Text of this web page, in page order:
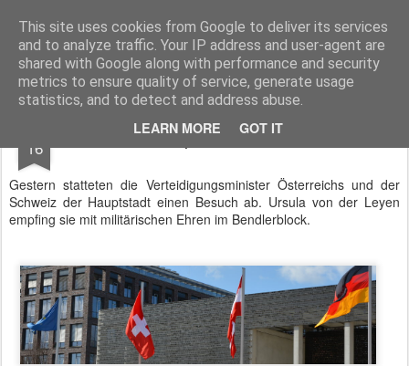
This site uses cookies from Google to deliver its services
and to analyze traffic. Your IP address and user-agent are
shared with Google along with performance and security
metrics to ensure quality of service, generate usage
statistics, and to detect and address abuse.
LEARN MORE GOT IT
BTB concept Media GmbH Presseberichte zu Bundespolitik, Diplomatie, Sicherheitspolitik, Wirtschaft, Fahrzeugtechnik und IT - Pressedienst, Fachartikel, Bildredaktion, O-Ton-Videos
16 D-A-CH-Gespräche im Bendlerblock
Gestern statteten die Verteidigungsminister Österreichs und der
Schweiz der Hauptstadt einen Besuch ab. Ursula von der Leyen
empfing sie mit militärischen Ehren im Bendlerblock.